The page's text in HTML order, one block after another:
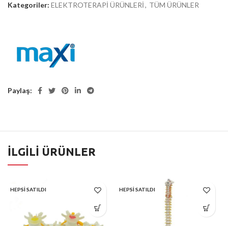
Kategoriler: ELEKTROTERAPİ ÜRÜNLERİ, TÜM ÜRÜNLER
Paylaş
İLGILI ÜRÜNLER
HEPSI SATILDI HEPSI SATILDI